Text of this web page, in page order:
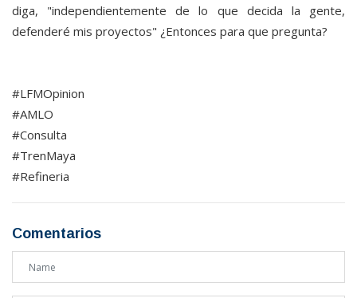
diga, "independientemente de lo que decida la gente,
defenderé mis proyectos" ¿Entonces para que pregunta?
#LFMOpinion
#AMLO
#Consulta
#TrenMaya
#Refineria
Comentarios